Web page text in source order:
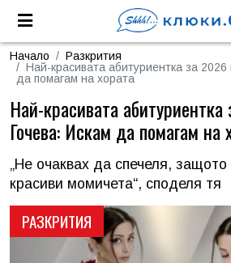
Начало
Разкрития
Най-красивата абитуриентка за
да помагам на хората
РАЗКРИТИЯ
Най-красивата
Гочева: Искам да помагам на
„Не очаквах да спечеля,
красиви момичета“, споделя тя